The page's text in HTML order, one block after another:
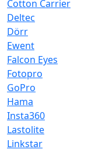
Cotton Carrier
Deltec
Dörr
Ewent
Falcon Eyes
Fotopro
GoPro
Hama
Insta360
Lastolite
Linkstar